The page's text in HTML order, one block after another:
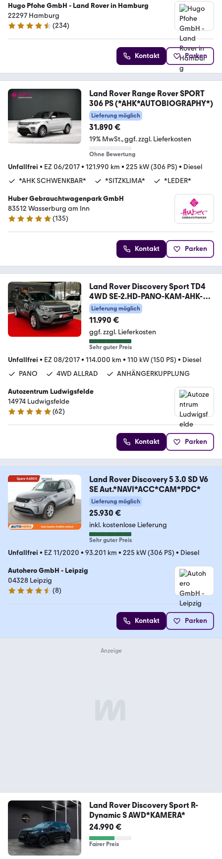
Hugo Pfohe GmbH - Land Rover in Hamburg
22297 Hamburg
4.6 Sterne
(234)
Kontakt Parken
Land Rover Range Rover SPORT
306 PS (*AHK*AUTOBIOGRAPHY*)
Lieferung möglich
31.890 €
19% MwSt. ggf. zzgl. Lieferkosten
Ohne Bewertung
Unfallfrei • EZ 06/2017• 121.990 km • 225 kW (306 PS) • Diesel
*AHK SCHWENKBAR*
*SITZKLIMA* *LEDER*
Huber Gebrauchtwagenpark GmbH
83512 Wasserburg am Inn
5 Sterne
(135)
Kontakt Parken
Land Rover Discovery Sport TD4
4WD SE-2.HD-PANO-KAM-AHK-
SHZ
Lieferung möglich
11.990 €
ggf. zzgl. Lieferkosten
Sehr guter Preis
Unfallfrei • EZ 08/2017• 114.000 km • 110 kW (150 PS) • Diesel
PANO
4WD ALLRAD ANHÄNGERKUPPLUNG
Autozentrum Ludwigsfelde
14974 Ludwigsfelde
4.8 Sterne
(62)
Kontakt Parken
Land Rover Discovery 5 3.0 SD V6
SE Aut.*NAVI*ACC*CAM*PDC*
Lieferung möglich
25.930 €
inkl. kostenlose Lieferung
Sehr guter Preis
Unfallfrei • EZ 11/2020 • 93.201 km • 225 kW (306 PS) • Diesel
Autohero GmbH - Leipzig
04328 Leipzig
4.3 Sterne
(8)
Kontakt Parken
Land Rover Discovery Sport R-
Dynamic S AWD*KAMERA*
24.990 €
Fairer Preis